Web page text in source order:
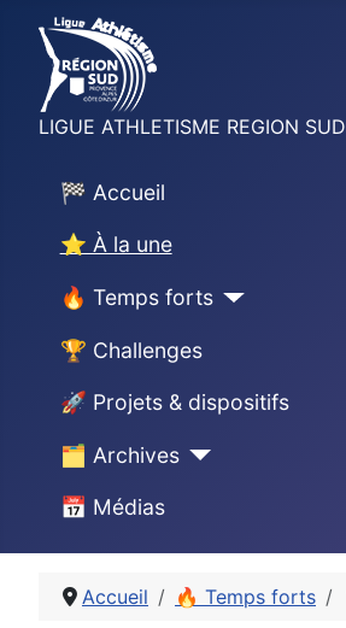
LIGUE ATHLETISME REGION SUD
🏁 Accueil
⭐ À la une
🔥 Temps forts
🏆 Challenges
🚀 Projets & dispositifs
🗂 Archives
📅 Médias
Accueil 🔥 Temps forts